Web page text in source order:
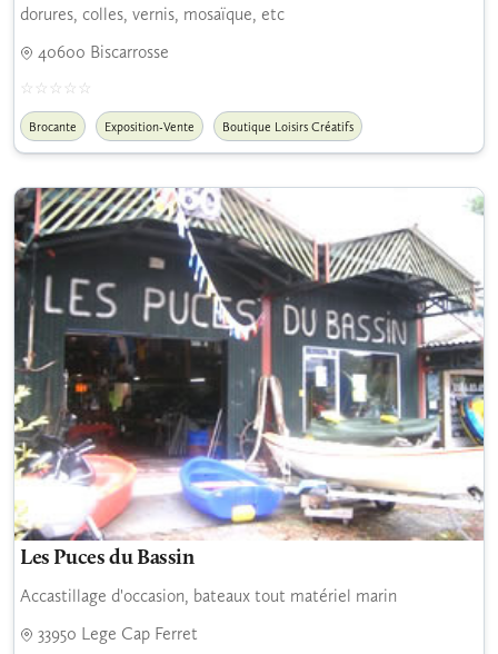
dorures, colles, vernis, mosaïque, etc
40600 Biscarrosse
Brocante Exposition-Vente Boutique Loisirs Créatifs
Les Puces du Bassin
Accastillage d'occasion, bateaux tout matériel marin
33950 Lege Cap Ferret